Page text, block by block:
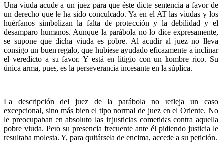
Una viuda acude a un juez para que éste dicte sentencia a favor de
un derecho que le ha sido conculcado. Ya en el AT las viudas y los
huérfanos simbolizan la falta de protección y la debilidad y el
desamparo humanos. Aunque la parábola no lo dice expresamente,
se supone que dicha viuda es pobre. Al acudir al juez no lleva
consigo un buen regalo, que hubiese ayudado eficazmente a inclinar
el veredicto a su favor. Y está en litigio con un hombre rico. Su
única arma, pues, es la perseverancia incesante en la súplica.
La descripción del juez de la parábola no refleja un caso
excepcional, sino más bien el tipo normal de juez en el Oriente. No
le preocupaban en absoluto las injusticias cometidas contra aquella
pobre viuda. Pero su presencia frecuente ante él pidiendo justicia le
resultaba molesta. Y, para quitársela de encima, accede a su petición.